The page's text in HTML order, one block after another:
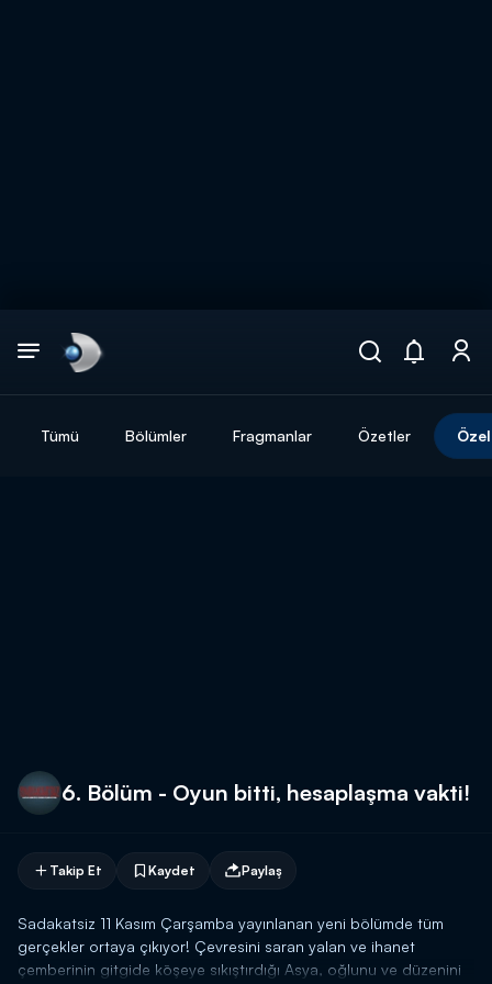
Tümü Bölümler Fragmanlar Özetler
6. Bölüm - Oyun bitti, hesaplaşma vakti!
Takip Et Kaydet Paylaş
Sadakatsiz 11 Kasım Çarşamba yayınlanan yeni bölümde tüm
gerçekler ortaya çıkıyor! Çevresini saran yalan ve ihanet
çemberinin gitgide köşeye sıkıştırdığı Asya, oğlunu ve düzenini